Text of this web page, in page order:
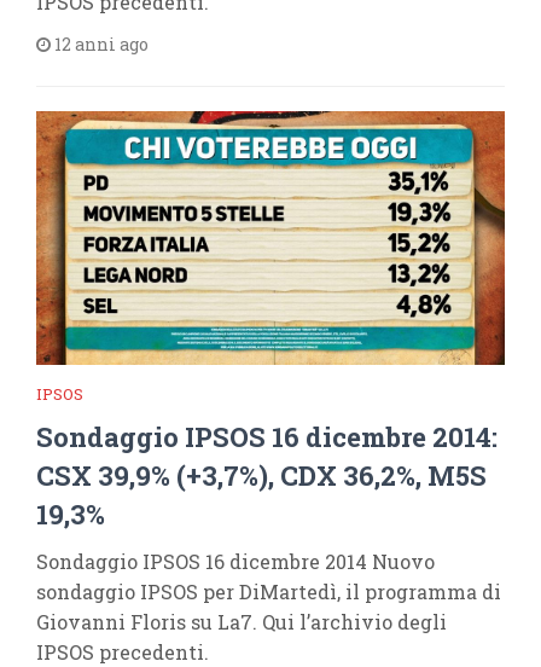
12 anni ago
IPSOS
Sondaggio IPSOS 16 dicembre 2014:
CSX 39,9% (+3,7%), CDX 36,2%, M5S
19,3%
Sondaggio IPSOS 16 dicembre 2014 Nuovo
sondaggio IPSOS per DiMartedì, il programma di
Giovanni Floris su La7. Qui l’archivio degli
IPSOS precedenti.